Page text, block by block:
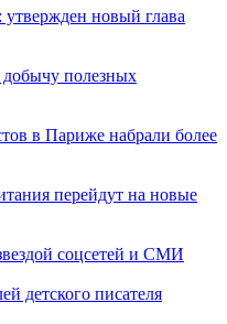
новый глава
полезных
в Париже набрали более
перейдут на новые
соцсетей и СМИ
детского писателя